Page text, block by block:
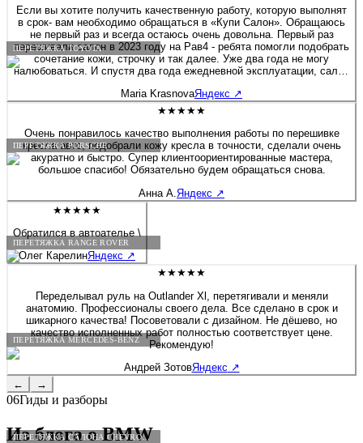
ПЕРЕТЯЖКА TOYOTA
ПЕРЕТЯЖКА PORSCHE
ПЕРЕТЯЖКА RANGE ROVER
ПЕРЕТЯЖКА MERCEDES-BENZ
ПЕРЕТЯЖКА САЛОНА CHEVROLET
Если вы хотите получить качественную работу, которую выполнят
в срок- вам необходимо обращаться в «Купи Салон». Обращаюсь
не первый раз и всегда остаюсь очень довольна. Первый раз
перешивали салон в 2023 году на Рав4 - ребята помогли подобрать
сочетание кожи, строчку и так далее. Уже два года не могу
налюбоваться. И спустя два года ежедневной эксплуатации, салон
на Солярисе. Здесь работают профессионалы своего дела!
Maria KrasnovaЯндекс ↗
★★★★★
Очень понравилось качество выполнения работы по перешивке
кресла авто, подобрали кожу кресла в точности, сделали очень
акуратно и быстро. Супер клиентоориентированные мастера,
большое спасибо! Обязательно будем обращаться снова.
Анна А. Яндекс ↗
★★★★★
Обратился в автоателье \
Олег КарелинЯндекс ↗
★★★★★
Переделывал руль на Outlander Xl, перетягивали и меняли
анатомию. Профессионалы своего дела. Все сделано в срок и
шикарного качества! Посоветовали с дизайном. Не дёшево, но
качество исполненных работ полностью соответствует цене.
Рекомендую!
Андрей ЗотовЯндекс ↗
←
→
06Гиды и разборы
Из блога оBMW